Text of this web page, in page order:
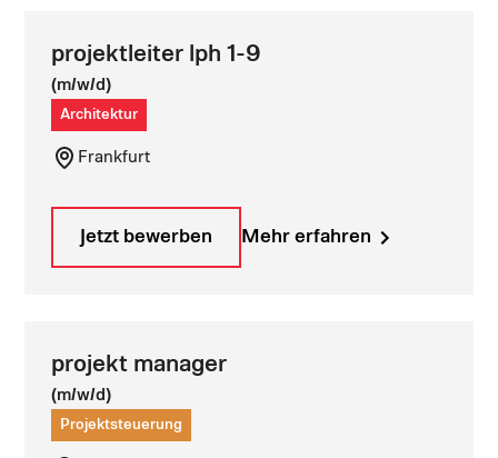
projektleiter lph 1-9
(m/w/d)
Architektur
Frankfurt
Jetzt bewerben Mehr erfahren
projekt manager
(m/w/d)
Projektsteuerung